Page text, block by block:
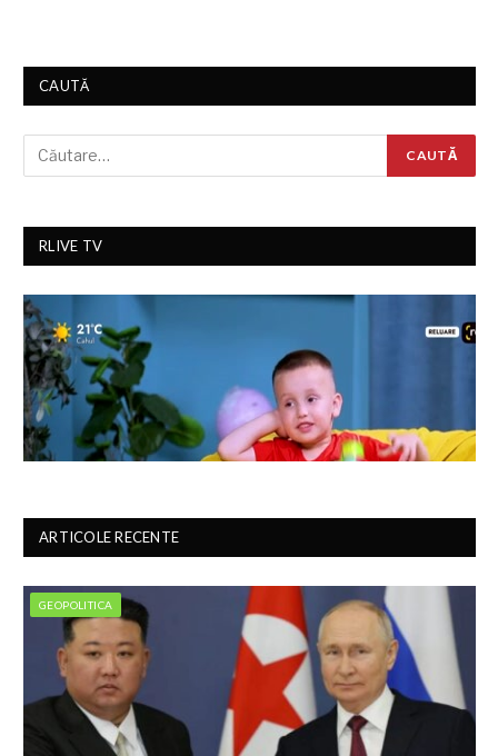
CAUTĂ
RLIVE TV
ARTICOLE RECENTE
GEOPOLITICA